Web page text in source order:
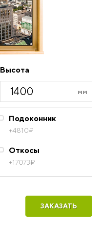
Высота
Подоконник
+4810₽
Откосы
+17073₽
ЗАКАЗАТЬ